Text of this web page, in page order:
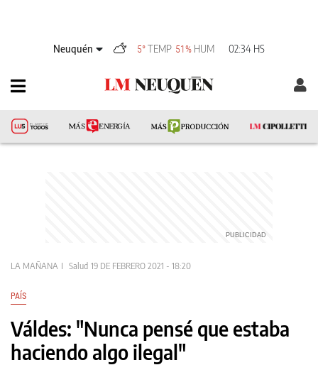
Neuquén 5° TEMP 51% HUM 02:34 HS
LA MAÑANA Salud 19 DE FEBRERO 2021 - 18:20
PAÍS
Váldes: "Nunca pensé que estaba
haciendo algo ilegal"